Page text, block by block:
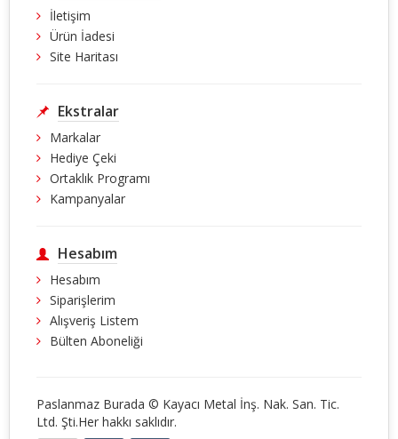
İletişim
Ürün İadesi
Site Haritası
Ekstralar
Markalar
Hediye Çeki
Ortaklık Programı
Kampanyalar
Hesabım
Hesabım
Siparişlerim
Alışveriş Listem
Bülten Aboneliği
Paslanmaz Burada © Kayacı Metal İnş. Nak. San. Tic.
Ltd. Şti.Her hakkı saklıdır.